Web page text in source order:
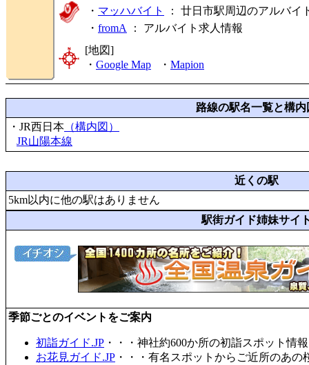
・ マッハバイト
： 廿日市駅周辺のアルバイ
・ fromA ： アルバイト求人情報
[地図]
・ Google Map ・ Mapion
路線の駅名一覧と構内
・JR西日本 （構内図）
JR山陽本線
近くの駅
5km以内に他の駅はありません
駅街ガイド姉妹サイ
季節ごとのイベントをご案内
初詣ガイド.JP ・・・神社約600か所の初詣スポット情
お花見ガイド.JP ・・・有名スポットからご近所のあ